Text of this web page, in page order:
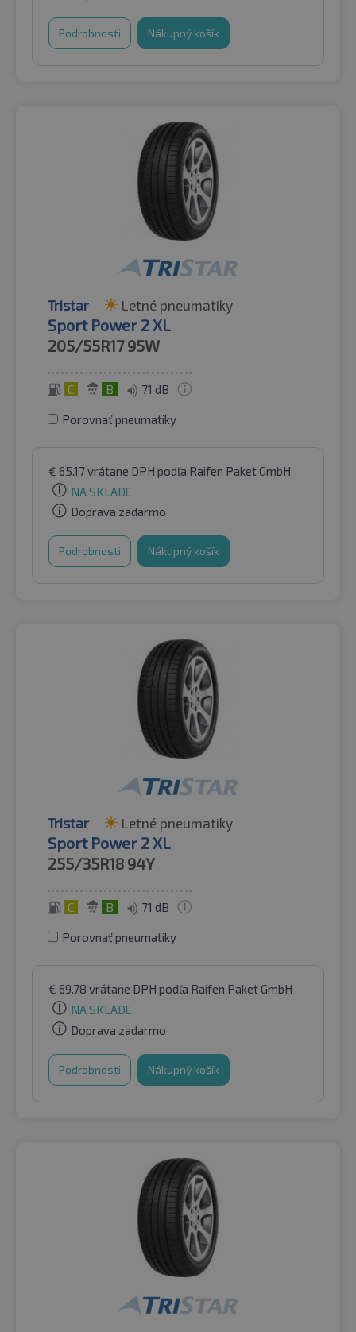
Podrobnosti Nákupný košík
Tristar Letné pneumatiky
Sport Power 2 XL
205/55R17 95W
C B 71 dB
Porovnať pneumatiky
€ 65.17vrátane DPH podľa Raifen Paket GmbH
NA SKLADE
Doprava zadarmo
Podrobnosti Nákupný košík
Tristar Letné pneumatiky
Sport Power 2 XL
255/35R18 94Y
C B 71 dB
Porovnať pneumatiky
€ 69.78 vrátane DPH podľa Raifen Paket GmbH
NA SKLADE
Doprava zadarmo
Podrobnosti Nákupný košík